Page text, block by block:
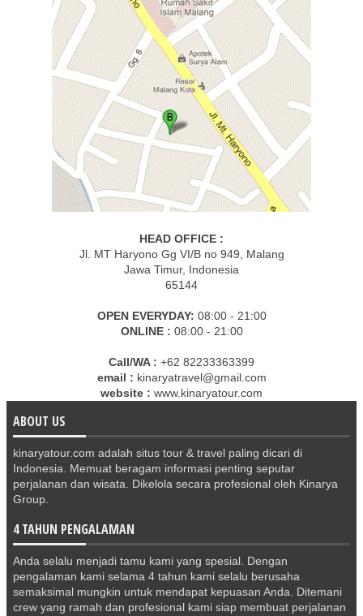
HEAD OFFICE :
Jl. MT Haryono Gg VI/B no 949, Malang
Jawa Timur, Indonesia
65144
OPEN EVERYDAY: 08:00 - 21:00
ONLINE : 08:00 - 21:00
Call/WA : +62 82233363399
email : kinaryatravel@gmail.com
website : www.kinaryatour.com
ABOUT US
kinaryatour.com adalah situs tour & travel paling dicari di
Indonesia. Memuat beragam informasi penting seputar
perjalanan dan wisata. Dikelola secara profesional oleh Kinarya
Group.
4 TAHUN PENGALAMAN
Anda selalu menjadi tamu kami yang spesial. Dengan
pengalaman kami selama 4 tahun kami selalu berusaha
semaksimal mungkin untuk mendapat kepuasan Anda. Ditemani
crew yang ramah dan profesional kami siap membuat perjalanan